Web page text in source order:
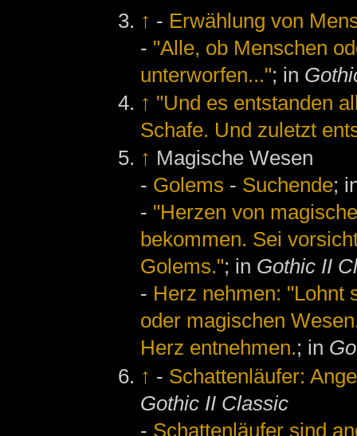
↑ - Erwählung von
- "Alle, ob Menschen
unterworfen..."; in
↑ "Und es entstanden
Schafe. Und zuletzt
↑ Magische Wesen
- Golems - Suchende;
- "Herzen von
bekommen. Sei
Golems."; in Gothic II
- Herz nehmen: "Lohnt
oder magischen
Herz entnehmen.; in
↑ - Schattenläufer:
Gothic II Classic
- Schattenläufer sind